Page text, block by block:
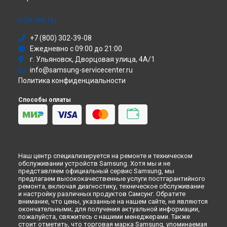
Samsung в
Samsung в Томске
Ремонт вертикального пылесоса Jet60TurboVS15A6031R5
Samsung вТюмени
Ремонт вертикального пылесоса Jet60TurboVS15A6031R5
Иркутске
Samsung вСамаре
Ремонт вертикального пылесоса Jet60TurboVS15A6031R5
Samsung в
Омске
Samsung вПерми
Ремонт вертикального пылесоса Jet60TurboVS15A6031R5
Samsung вУльяновске
Ремонт вертикального пылесоса Jet60TurboVS15A6031R5
Samsung вКирове
Ремонт вертикального пылесоса Jet60TurboVS15A6031R5
Samsung в Москве
Моноблок
Атс
Смарт-часы
Варочная панель
Посудомоечная машина
Морозильная камера
Кондиционер
Духовой шкаф
Вытяжка
КОНТАКТЫ
+7 (800) 302-39-08
Ежедневно с 09:00 до 21:00
г. Ульяновск, Дворцовая улица, 4А/1
info@samsung-servicecenter.ru
Политика конфиденциальности
Способы оплаты
Наш центр специализируется на ремонте и техническом
обслуживании устройств Samsung. Хотя мы и не
представляем официальный сервис Samsung, мы
предлагаем высококачественные услуги постгарантийного
ремонта, включая диагностику, техническое обслуживание
и настройку различных продуктов Самсунг. Обратите
внимание, что цены, указанные на нашем сайте, не являются
окончательными; для получения актуальной информации,
пожалуйста, свяжитесь с нашими менеджерами. Также
стоит отметить, что торговая марка Samsung, упоминаемая